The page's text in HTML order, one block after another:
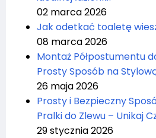
02 marca 2026
Jak odetkać toaletę
08 marca 2026
Montaż Półpostumentu
Prosty Sposób na
26 maja 2026
Prosty i Bezpieczny
Pralki do Zlewu – Unikaj
29 stycznia 2026